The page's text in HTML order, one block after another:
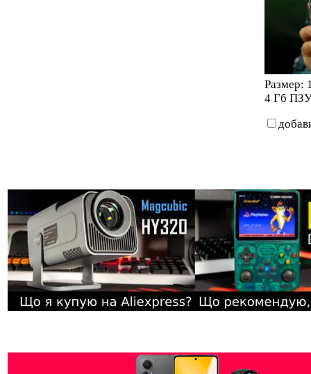
Размер:
4 Гб